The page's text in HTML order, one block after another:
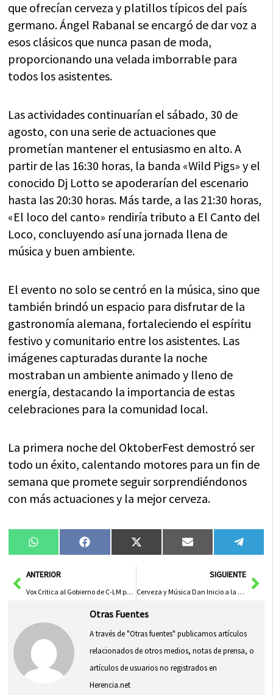
que ofrecían cerveza y platillos típicos del país
germano. Ángel Rabanal se encargó de dar voz a
esos clásicos que nunca pasan de moda,
proporcionando una velada imborrable para
todos los asistentes.
Las actividades continuarían el sábado, 30 de
agosto, con una serie de actuaciones que
prometían mantener el entusiasmo en alto. A
partir de las 16:30 horas, la banda «Wild Pigs» y el
conocido Dj Lotto se apoderarían del escenario
hasta las 20:30 horas. Más tarde, a las 21:30 horas,
«El loco del canto» rendiría tributo a El Canto del
Loco, concluyendo así una jornada llena de
música y buen ambiente.
El evento no solo se centró en la música, sino que
también brindó un espacio para disfrutar de la
gastronomía alemana, fortaleciendo el espíritu
festivo y comunitario entre los asistentes. Las
imágenes capturadas durante la noche
mostraban un ambiente animado y lleno de
energía, destacando la importancia de estas
celebraciones para la comunidad local.
La primera noche del OktoberFest demostró ser
todo un éxito, calentando motores para un fin de
semana que promete seguir sorprendiéndonos
con más actuaciones y la mejor cerveza.
Compartir
en
WhatsAppCompartir
en
FacebookCompartir
en
X
(Twitter)
Compartir
en
Email
en
AntANTERIOR
Vox Critica al Gobierno de C-LM por «Olvidar» Prioridades Reales de los Castellanomanchegos
SIGUIENTE
Cerveza y Música Dan Inicio a la Fiesta
Otras Fuentes
A través de "Otras fuentes" publicamos artículos
relacionados de otros medios, notas de prensa, o
artículos de usuarios no registrados en
Herencia.net